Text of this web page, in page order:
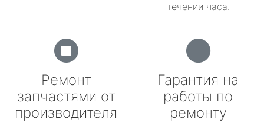
течении часа.
Ремонт
запчастями от
производителя
Гарантия на
работы по
ремонту